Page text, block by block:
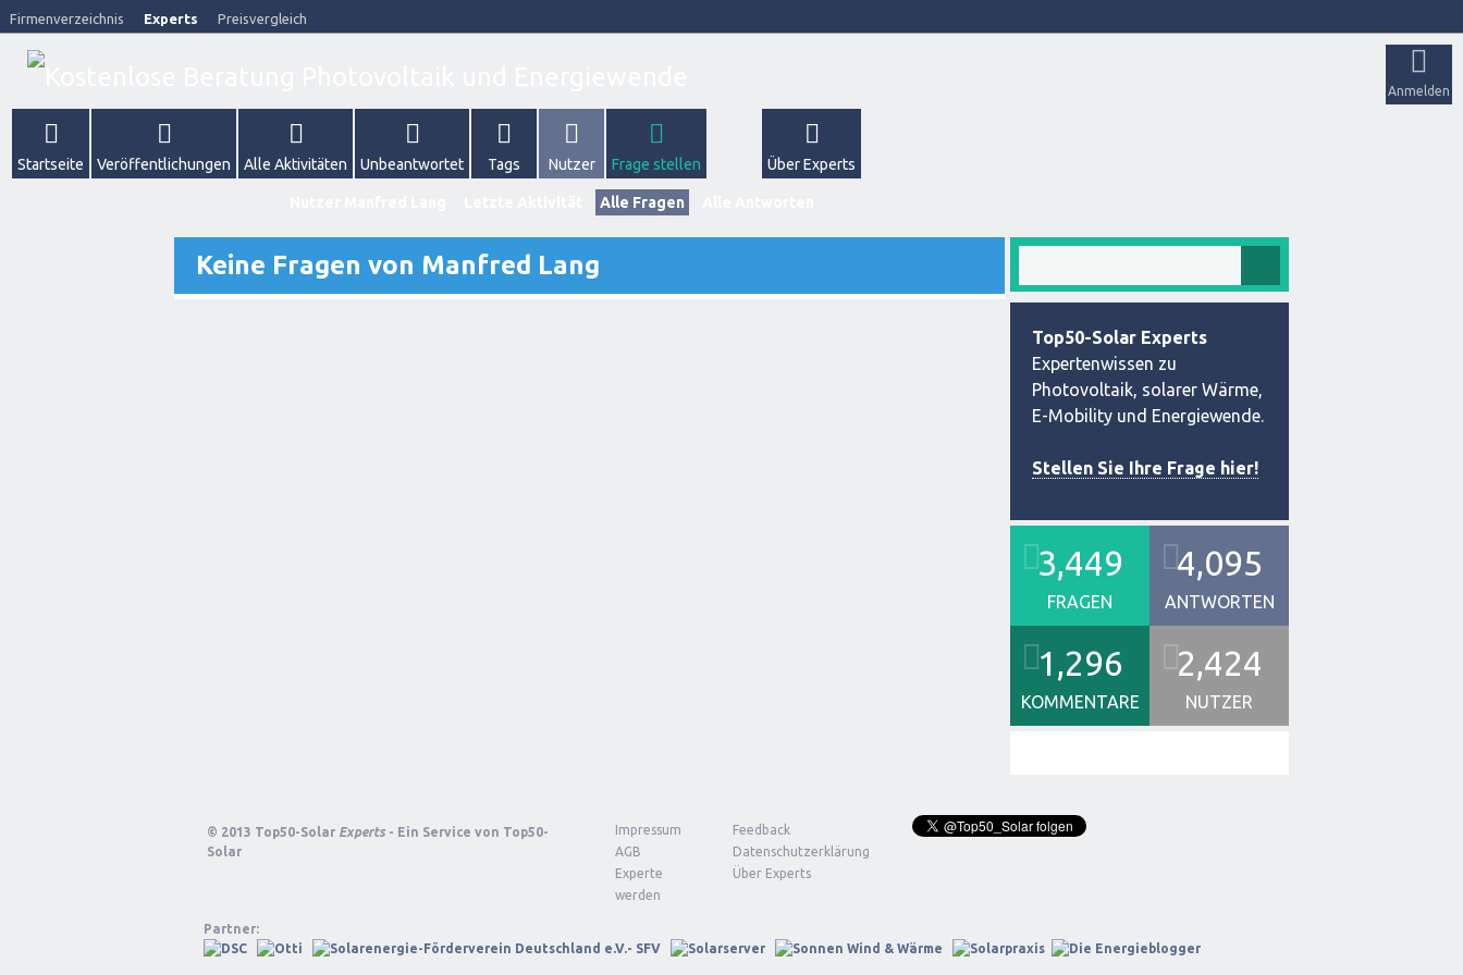
Firmenverzeichnis Experts Preisvergleich
Anmelden
Startseite Veröffentlichungen Alle Aktivitäten Unbeantwortet Tags Nutzer Frage stellen Über Experts
Alle Fragen
Keine Fragen von Manfred Lang
Top50-Solar Experts
Expertenwissen zu
Photovoltaik, solarer Wärme,
E-Mobility und Energiewende.
Stellen Sie Ihre Frage hier!
3,449
FRAGEN
4,095
ANTWORTEN
1,296
KOMMENTARE
2,424
NUTZER
© 2013 Top50-Solar Experts - Ein Service von Top50-
Solar
Impressum
Feedback
AGB
Datenschutzerklärung
Experte
werden
Über Experts
Partner: